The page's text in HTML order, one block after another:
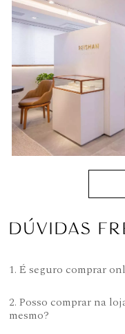
DÚVIDAS
1. É seguro comprar
2. Posso comprar na
mesmo?